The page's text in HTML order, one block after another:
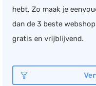
Offerte
Projectmanagement
hebt. Zo maak je
dan de 3 beste
gratis en vrijblijvend.